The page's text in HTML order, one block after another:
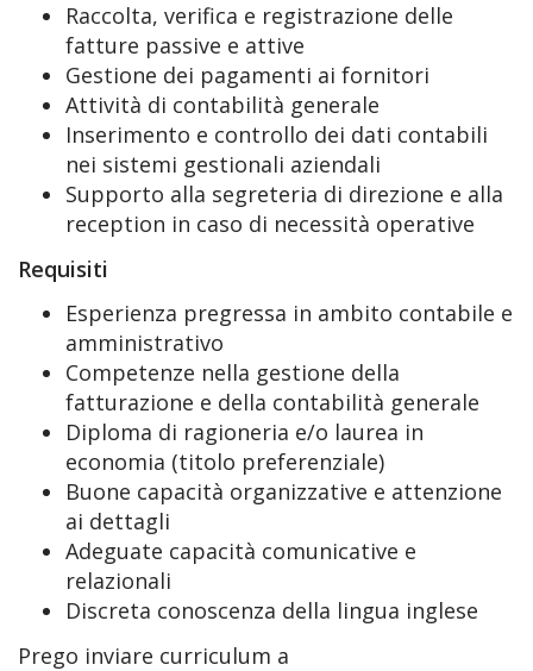
Raccolta, verifica e registrazione delle
fatture passive e attive
Gestione dei pagamenti ai fornitori
Attività di contabilità generale
Inserimento e controllo dei dati contabili
nei sistemi gestionali aziendali
Supporto alla segreteria di direzione e alla
reception in caso di necessità operative
Requisiti
Esperienza pregressa in ambito contabile e
amministrativo
Competenze nella gestione della
fatturazione e della contabilità generale
Diploma di ragioneria e/o laurea in
economia (titolo preferenziale)
Buone capacità organizzative e attenzione
ai dettagli
Adeguate capacità comunicative e
relazionali
Discreta conoscenza della lingua inglese
Prego inviare curriculum a